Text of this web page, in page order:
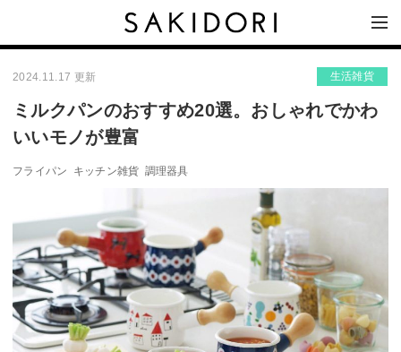
2024.11.17 更新 生活雑貨
ミルクパンのおすすめ20選。おしゃれでかわ
いいモノが豊富
フライパン キッチン雑貨 調理器具